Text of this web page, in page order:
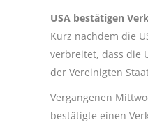
USA bestätigen
Kurz nachdem die
verbreitet, dass die
der Vereinigten
Vergangenen
bestätigte einen